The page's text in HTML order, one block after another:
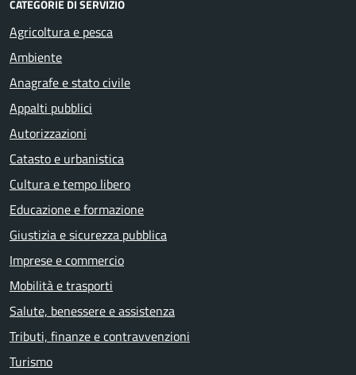
CATEGORIE DI SERVIZIO
Agricoltura e pesca
Ambiente
Anagrafe e stato civile
Appalti pubblici
Autorizzazioni
Catasto e urbanistica
Cultura e tempo libero
Educazione e formazione
Giustizia e sicurezza pubblica
Imprese e commercio
Mobilità e trasporti
Salute, benessere e assistenza
Tributi, finanze e contravvenzioni
Turismo